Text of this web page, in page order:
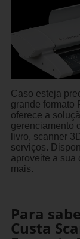
Caso esteja
grande formato
oferece a
gerenciamento
livro, scanner
serviços.
aproveite a sua
mais.
Para
Custa